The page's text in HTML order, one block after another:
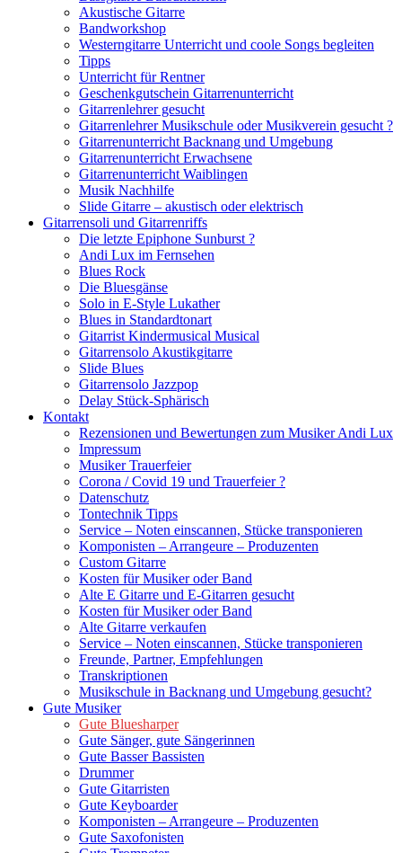
Akustische Gitarre
Bandworkshop
Westerngitarre Unterricht und coole Songs begleiten
Tipps
Unterricht für Rentner
Geschenkgutschein Gitarrenunterricht
Gitarrenlehrer gesucht
Gitarrenlehrer Musikschule oder Musikverein gesucht ?
Gitarrenunterricht Backnang und Umgebung
Gitarrenunterricht Erwachsene
Gitarrenunterricht Waiblingen
Musik Nachhilfe
Slide Gitarre – akustisch oder elektrisch
Gitarrensoli und Gitarrenriffs
Die letzte Epiphone Sunburst ?
Andi Lux im Fernsehen
Blues Rock
Die Bluesgänse
Solo in E-Style Lukather
Blues in Standardtonart
Gitarrist Kindermusical Musical
Gitarrensolo Akustikgitarre
Slide Blues
Gitarrensolo Jazzpop
Delay Stück-Sphärisch
Kontakt
Rezensionen und Bewertungen zum Musiker Andi Lux
Impressum
Musiker Trauerfeier
Corona / Covid 19 und Trauerfeier ?
Datenschutz
Tontechnik Tipps
Service – Noten einscannen, Stücke transponieren
Komponisten – Arrangeure – Produzenten
Custom Gitarre
Kosten für Musiker oder Band
Alte E Gitarre und E-Gitarren gesucht
Kosten für Musiker oder Band
Alte Gitarre verkaufen
Service – Noten einscannen, Stücke transponieren
Freunde, Partner, Empfehlungen
Transkriptionen
Musikschule in Backnang und Umgebung gesucht?
Gute Musiker
Gute Bluesharper
Gute Sänger, gute Sängerinnen
Gute Basser Bassisten
Drummer
Gute Gitarristen
Gute Keyboarder
Komponisten – Arrangeure – Produzenten
Gute Saxofonisten